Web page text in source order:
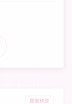
提案修改